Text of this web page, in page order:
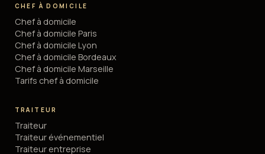
CHEF À DOMICILE
Chef à domicile
Chef à domicile Paris
Chef à domicile Lyon
Chef à domicile Bordeaux
Chef à domicile Marseille
Tarifs chef à domicile
TRAITEUR
Traiteur
Traiteur événementiel
Traiteur entreprise